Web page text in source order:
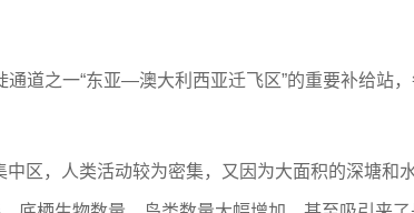
之一“东亚—澳大利西亚迁飞区”的重要补给站
，人类活动较为密集，又因为大面积的深塘和